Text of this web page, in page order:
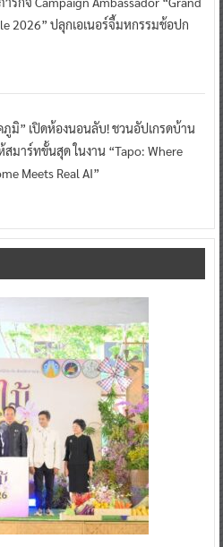
2026” ปลุกเอเนอร์จี้มหกรรมช้อปก
ภูมิ” เปิดห้องนอนลับ! ชวนอัปเกรดบ้าน
สมาร์ทขั้นสุด ในงาน “Tapo: Where
Meets Real AI”